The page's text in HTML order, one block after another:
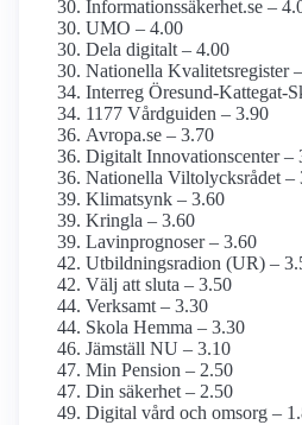
Informationssäkerhet.se –
UMO – 4.00
Dela digitalt – 4.00
Nationella Kvalitetsregister
Interreg Öresund-Kattegat-
1177 Vårdguiden – 3.90
Avropa.se – 3.70
Digitalt Innovationscenter –
Nationella Viltolycksrådet –
Klimatsynk – 3.60
Kringla – 3.60
Lavinprognoser – 3.60
Utbildningsradion (UR) –
Välj att sluta – 3.50
Verksamt – 3.30
Skola Hemma – 3.30
Jämställ NU – 3.10
Min Pension – 2.50
Din säkerhet – 2.50
Digital vård och omsorg –